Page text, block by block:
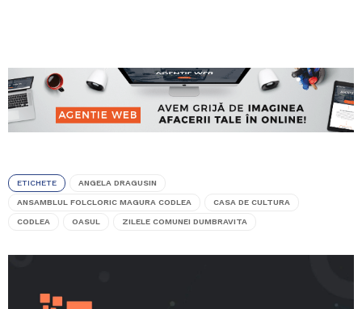
ETICHETE ANGELA DRAGUSIN
ANSAMBLUL FOLCLORIC MAGURA CODLEA CASA DE CULTURA
CODLEA OASUL ZILELE COMUNEI DUMBRAVITA